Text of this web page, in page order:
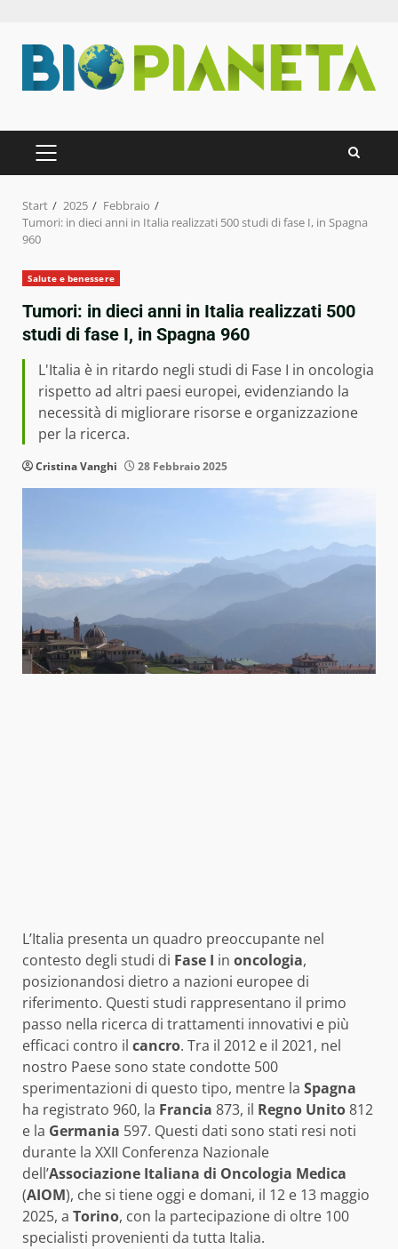
Inhalt
springen
PRIMÄRES
MENÜ
Start 2025
Febbraio
Tumori: in dieci anni in Italia realizzati 500 studi di fase I, in Spagna
960
Salute e benessere
Tumori: in dieci anni in Italia realizzati 500
studi di fase I, in Spagna 960
L'Italia è in ritardo negli studi di Fase I in oncologia
rispetto ad altri paesi europei, evidenziando la
necessità di migliorare risorse e organizzazione
per la ricerca.
Cristina Vanghi 28 Febbraio 2025
L’Italia presenta un quadro preoccupante nel
contesto degli studi di Fase I in oncologia,
posizionandosi dietro a nazioni europee di
riferimento. Questi studi rappresentano il primo
passo nella ricerca di trattamenti innovativi e più
efficaci contro il cancro. Tra il 2012 e il 2021, nel
nostro Paese sono state condotte 500
sperimentazioni di questo tipo, mentre la Spagna
ha registrato 960, la Francia 873, il Regno Unito812
e la Germania 597. Questi dati sono stati resi noti
durante la XXII Conferenza Nazionale
dell’Associazione Italiana di Oncologia Medica
(AIOM), che si tiene oggi e domani, il 12 e 13 maggio
2025, a Torino, con la partecipazione di oltre 100
specialisti provenienti da tutta Italia.